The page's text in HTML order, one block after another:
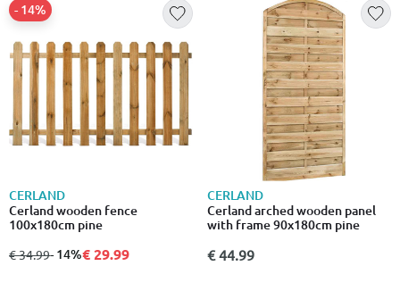
CERLAND
Cerland wooden fence
100x180cm pine
από
€ 34.99σε
- 14%
- 14%€ 29.99
CERLAND
Cerland arched wooden panel
with frame 90x180cm pine
€ 44.99